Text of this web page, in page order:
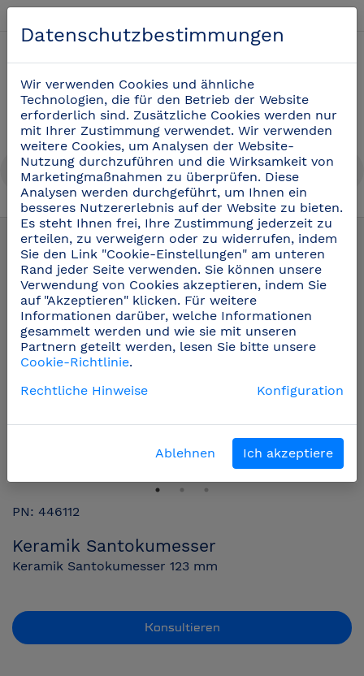
Keramikmesser (8)
PN: 446112
Keramik Santokumesser
Keramik Santokumesser 123 mm
Konsultieren
Datenschutzbestimmungen
Wir verwenden Cookies und ähnliche
Technologien, die für den Betrieb der Website
erforderlich sind. Zusätzliche Cookies werden nur
mit Ihrer Zustimmung verwendet. Wir verwenden
weitere Cookies, um Analysen der Website-
Nutzung durchzuführen und die Wirksamkeit von
Marketingmaßnahmen zu überprüfen. Diese
Analysen werden durchgeführt, um Ihnen ein
besseres Nutzererlebnis auf der Website zu bieten.
Es steht Ihnen frei, Ihre Zustimmung jederzeit zu
erteilen, zu verweigern oder zu widerrufen, indem
Sie den Link "Cookie-Einstellungen" am unteren
Rand jeder Seite verwenden. Sie können unsere
Verwendung von Cookies akzeptieren, indem Sie
auf "Akzeptieren" klicken. Für weitere
Informationen darüber, welche Informationen
gesammelt werden und wie sie mit unseren
Partnern geteilt werden, lesen Sie bitte unsere
Cookie-Richtlinie.
Rechtliche Hinweise
Konfiguration
Ablehnen Ich akzeptiere